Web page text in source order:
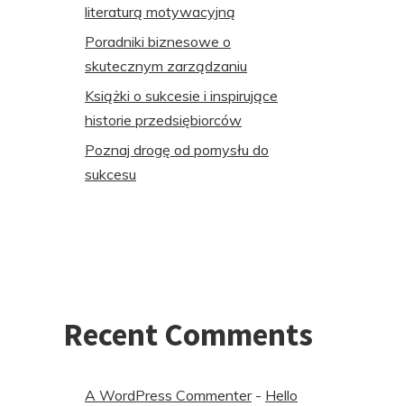
literaturą motywacyjną
Poradniki biznesowe o
skutecznym zarządzaniu
Książki o sukcesie i inspirujące
historie przedsiębiorców
Poznaj drogę od pomysłu do
sukcesu
Recent Comments
A WordPress Commenter- Hello